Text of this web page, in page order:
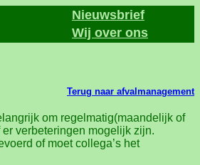
Nieuwsbrief
Wij over ons
Terug naar afvalmanagement
om regelmatig(maandelijk of
verbeteringen mogelijk zijn.
of moet collega’s het